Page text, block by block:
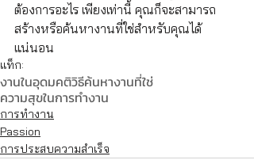
ต้องการอะไร เพียงเท่านี้ คุณก็จะสามารถ
สร้างหรือค้นหางานที่ใช่สำหรับคุณได้
แน่นอน
แท็ก:
งานในอุดมคติวิธีค้นหางานที่ใช่
ความสุขในการทำงาน
การทำงาน
Passion
การประสบความสำเร็จ